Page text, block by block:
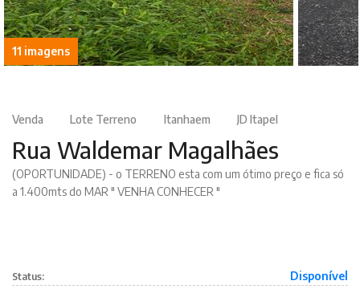
11 imagens
Venda Lote Terreno Itanhaem JD Itapel
Rua Waldemar Magalhães
(OPORTUNIDADE) - o TERRENO esta com um ótimo preço e fica só
a 1.400mts do MAR " VENHA CONHECER "
Status: Disponível